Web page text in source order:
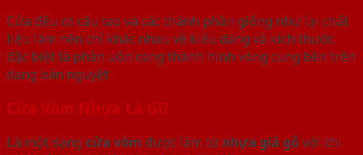
Cửa đều có cấu tạo và các thành phần giống như lại chất
liệu làm nên chỉ khác nhau về kiểu dáng và kích thước
đặc biệt là phần uốn cong thành hình vòng cung bên trên
dạng bán nguyệt
Cửa Vòm Nhựa Là Gì?
Là một dạng cửa vòm được làm từ nhựa giả gỗ với chi